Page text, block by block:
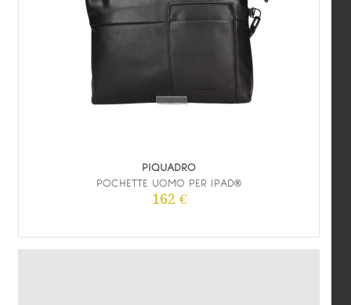
PIQUADRO
POCHETTE UOMO PER IPAD®
162 €